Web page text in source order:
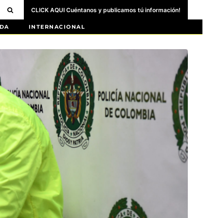
CLICK AQUI Cuéntanos y publicamos tú información!
INTERNACIONAL